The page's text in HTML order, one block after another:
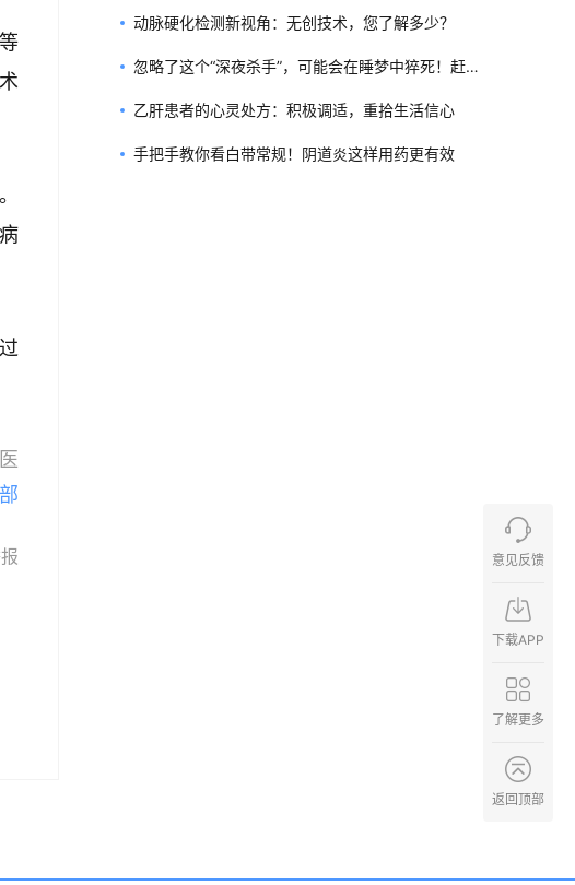
动脉硬化检测新视角：无创技术，您了解多少？
忽略了这个“深夜杀手”，可能会在睡梦中猝死！赶
快自查！
乙肝患者的心灵处方：积极调适，重拾生活信心
手把手教你看白带常规！阴道炎这样用药更有效
意见反馈
下载APP
了解更多
返回顶部